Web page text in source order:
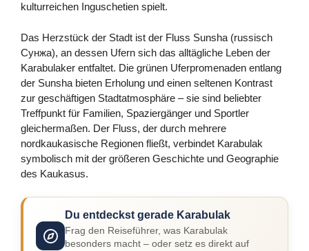
kulturreichen Inguschetien spielt.
Das Herzstück der Stadt ist der Fluss Sunsha (russisch
Сунжа), an dessen Ufern sich das alltägliche Leben der
Karabulaker entfaltet. Die grünen Uferpromenaden entlang
der Sunsha bieten Erholung und einen seltenen Kontrast
zur geschäftigen Stadtatmosphäre – sie sind beliebter
Treffpunkt für Familien, Spaziergänger und Sportler
gleichermaßen. Der Fluss, der durch mehrere
nordkaukasische Regionen fließt, verbindet Karabulak
symbolisch mit der größeren Geschichte und Geographie
des Kaukasus.
Du entdeckst gerade Karabulak
Frag den Reiseführer, was Karabulak
besonders macht – oder setz es direkt auf